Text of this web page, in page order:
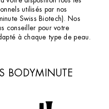
utilisés par nos
Swiss Biotech). Nos
conseiller pour votre
à chaque type de peau.
BODYMINUTE